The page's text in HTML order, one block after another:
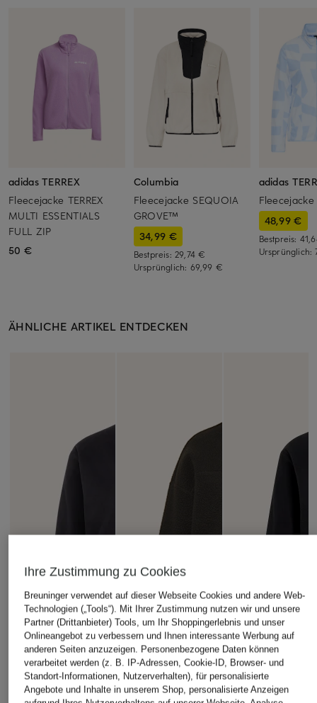
adidas TERREX
Fleecejacke TERREX
MULTI ESSENTIALS
FULL ZIP
50 €
Columbia
Fleecejacke SEQUOIA
GROVE™
34,99 €
Bestpreis: 29,74 €
Ursprünglich: 69,99 €
adidas
Fleecejacke
48,99 €
Bestpreis:
Ursprünglich:
ÄHNLICHE ARTIKEL ENTDECKEN
Ihre Zustimmung zu Cookies
Breuninger verwendet auf dieser Webseite Cookies und andere Web-
Technologien („Tools“). Mit Ihrer Zustimmung nutzen wir und unsere
Partner (Drittanbieter) Tools, um Ihr Shoppingerlebnis und unser
Onlineangebot zu verbessern und Ihnen interessante Werbung auf
anderen Seiten anzuzeigen. Personenbezogene Daten können
verarbeitet werden (z. B. IP-Adressen, Cookie-ID, Browser- und
Standort-Informationen, Nutzerverhalten), für personalisierte
Angebote und Inhalte in unserem Shop, personalisierte Anzeigen